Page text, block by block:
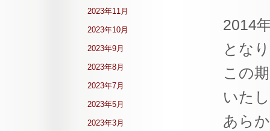
2014
とな
この
いた
あら
2023年11月
2023年10月
2023年9月
2023年8月
2023年7月
2023年5月
2023年3月